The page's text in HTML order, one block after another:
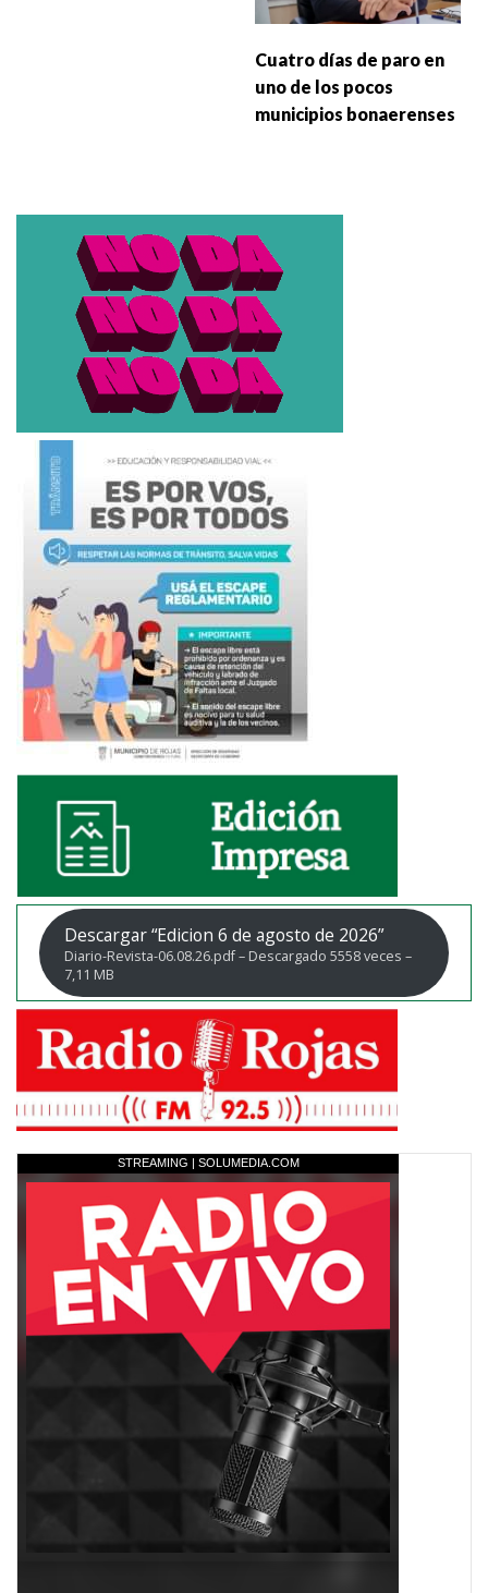
Cuatro días de paro en
uno de los pocos
municipios bonaerenses
Descargar “Edicion 6 de agosto de 2026”
Diario-Revista-06.08.26.pdf – Descargado 5558 veces –
7,11 MB